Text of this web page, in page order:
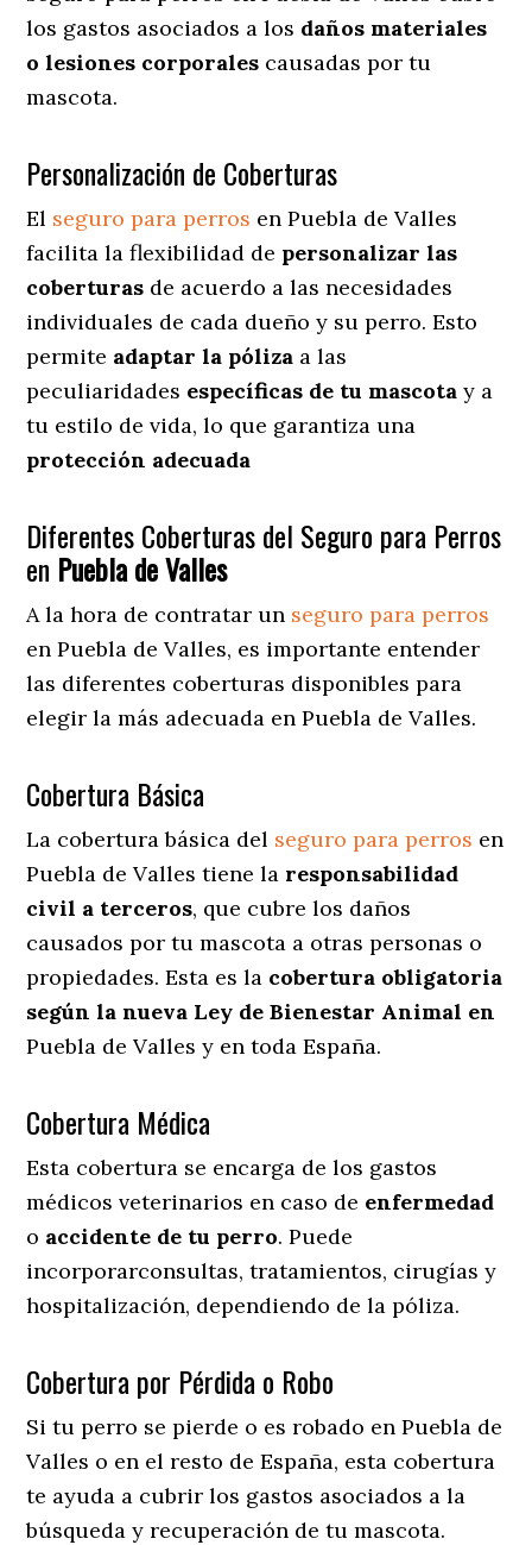
los gastos asociados a los daños materiales
o lesiones corporales causadas por tu
mascota.
Personalización de Coberturas
El seguro para perros en Puebla de Valles
facilita la flexibilidad de personalizar las
coberturas de acuerdo a las necesidades
individuales de cada dueño y su perro. Esto
permite adaptar la póliza a las
peculiaridades específicas de tu mascota y a
tu estilo de vida, lo que garantiza una
protección adecuada
Diferentes Coberturas del Seguro para Perros
en Puebla de Valles
A la hora de contratar un seguro para perros
en Puebla de Valles, es importante entender
las diferentes coberturas disponibles para
elegir la más adecuada en Puebla de Valles.
Cobertura Básica
La cobertura básica del seguro para perros en
Puebla de Valles tiene la responsabilidad
civil a terceros, que cubre los daños
causados por tu mascota a otras personas o
propiedades. Esta es la cobertura obligatoria
según la nueva Ley de Bienestar Animal en
Puebla de Valles y en toda España.
Cobertura Médica
Esta cobertura se encarga de los gastos
médicos veterinarios en caso de enfermedad
o accidente de tu perro. Puede
incorporarconsultas, tratamientos, cirugías y
hospitalización, dependiendo de la póliza.
Cobertura por Pérdida o Robo
Si tu perro se pierde o es robado en Puebla de
Valles o en el resto de España, esta cobertura
te ayuda a cubrir los gastos asociados a la
búsqueda y recuperación de tu mascota.